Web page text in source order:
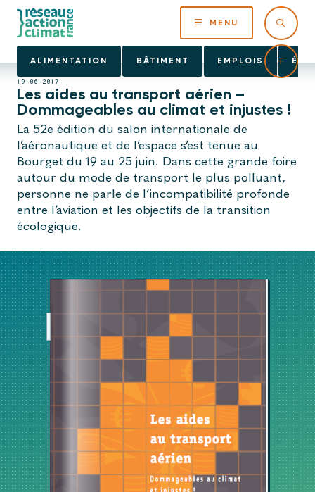
MENU
ALIMENTATION BÂTIMENT EMPLOIS
19-06-2017
Les aides au transport aérien –
Dommageables au climat et injustes !
La 52e édition du salon internationale de
l’aéronautique et de l’espace s’est tenue au
Bourget du 19 au 25 juin. Dans cette grande foire
autour du mode de transport le plus polluant,
personne ne parle de l’incompatibilité profonde
entre l’aviation et les objectifs de la transition
écologique.